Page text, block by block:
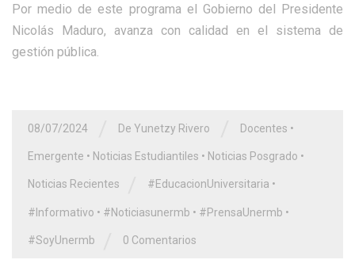
Por medio de este programa el Gobierno del Presidente
Nicolás Maduro, avanza con calidad en el sistema de
gestión pública.
08/07/2024 De Yunetzy Rivero Docentes •
Emergente • Noticias Estudiantiles • Noticias Posgrado •
Noticias Recientes #EducacionUniversitaria •
#Informativo • #Noticiasunermb • #PrensaUnermb •
#SoyUnermb 0 Comentarios